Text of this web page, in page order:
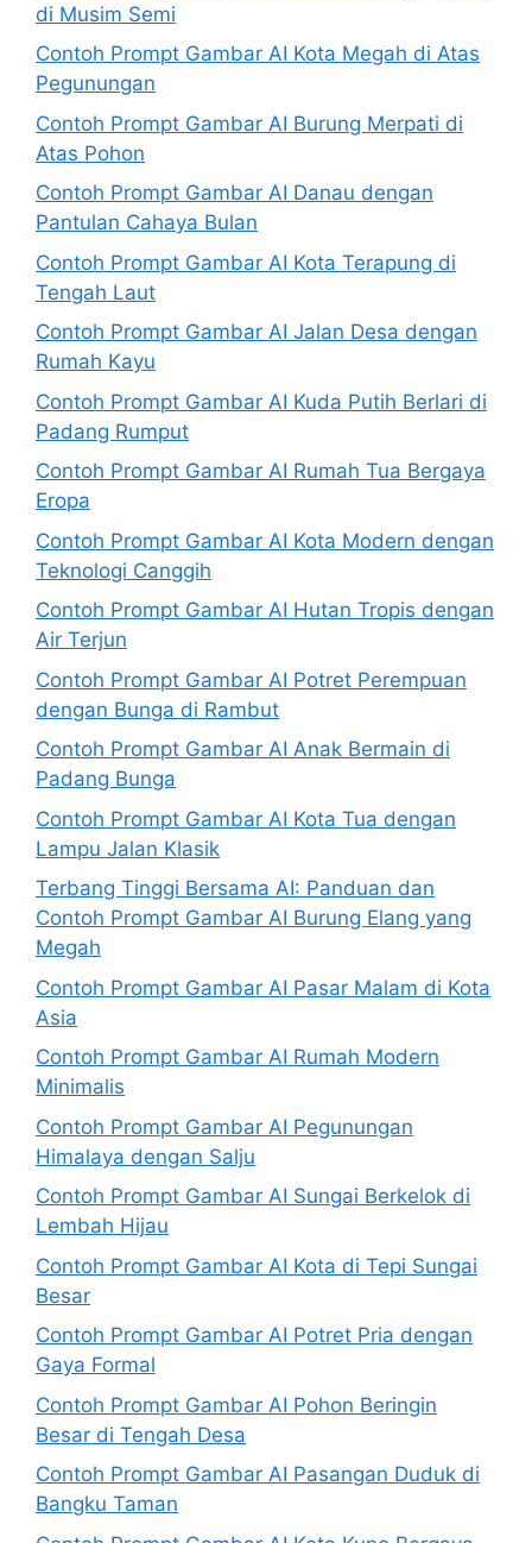
di Musim Semi
Contoh Prompt Gambar AI Kota Megah di Atas
Pegunungan
Contoh Prompt Gambar AI Burung Merpati di
Atas Pohon
Contoh Prompt Gambar AI Danau dengan
Pantulan Cahaya Bulan
Contoh Prompt Gambar AI Kota Terapung di
Tengah Laut
Contoh Prompt Gambar AI Jalan Desa dengan
Rumah Kayu
Contoh Prompt Gambar AI Kuda Putih Berlari di
Padang Rumput
Contoh Prompt Gambar AI Rumah Tua Bergaya
Eropa
Contoh Prompt Gambar AI Kota Modern dengan
Teknologi Canggih
Contoh Prompt Gambar AI Hutan Tropis dengan
Air Terjun
Contoh Prompt Gambar AI Potret Perempuan
dengan Bunga di Rambut
Contoh Prompt Gambar AI Anak Bermain di
Padang Bunga
Contoh Prompt Gambar AI Kota Tua dengan
Lampu Jalan Klasik
Terbang Tinggi Bersama AI: Panduan dan
Contoh Prompt Gambar AI Burung Elang yang
Megah
Contoh Prompt Gambar AI Pasar Malam di Kota
Asia
Contoh Prompt Gambar AI Rumah Modern
Minimalis
Contoh Prompt Gambar AI Pegunungan
Himalaya dengan Salju
Contoh Prompt Gambar AI Sungai Berkelok di
Lembah Hijau
Contoh Prompt Gambar AI Kota di Tepi Sungai
Besar
Contoh Prompt Gambar AI Potret Pria dengan
Gaya Formal
Contoh Prompt Gambar AI Pohon Beringin
Besar di Tengah Desa
Contoh Prompt Gambar AI Pasangan Duduk di
Bangku Taman